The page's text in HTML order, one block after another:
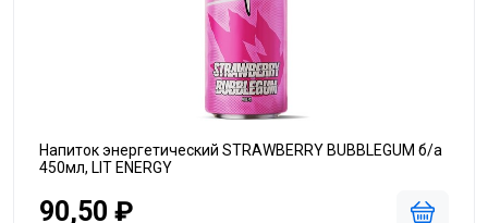
Напиток энергетический STRAWBERRY BUBBLEGUM б/а
450мл, LIT ENERGY
90,50 ₽